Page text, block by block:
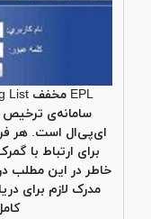
سامانه‌ی ترخیص
ای‌پی‌ال است. هر
برای ارتباط با
مدرک لازم برای